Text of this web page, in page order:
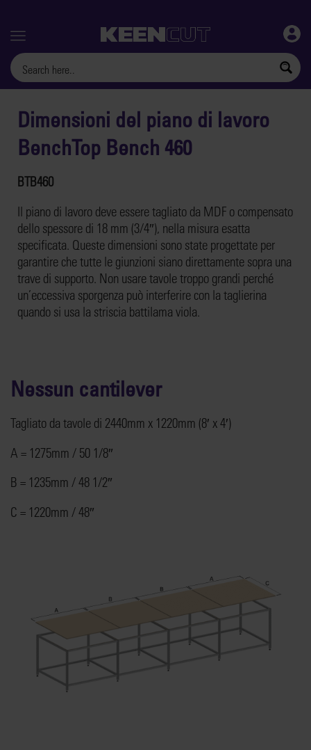
Menu
Dimensioni del piano di lavoro
BenchTop Bench 460
BTB460
Il piano di lavoro deve essere tagliato da MDF o compensato
dello spessore di 18 mm (3/4″), nella misura esatta
specificata. Queste dimensioni sono state progettate per
garantire che tutte le giunzioni siano direttamente sopra una
trave di supporto. Non usare tavole troppo grandi perché
un’eccessiva sporgenza può interferire con la taglierina
quando si usa la striscia battilama viola.
Nessun cantilever
Tagliato da tavole di 2440mm x 1220mm (8′ x 4′)
A = 1275mm / 50 1/8″
B = 1235mm / 48 1/2″
C = 1220mm / 48″